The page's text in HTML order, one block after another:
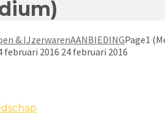
& IJzerwarenAANBIEDINGPage1
februari 2016 24 februari 2016